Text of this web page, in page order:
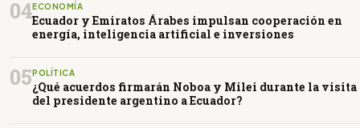
04ECONOMÍA
Ecuador y Emiratos Árabes impulsan cooperación en
energía, inteligencia artificial e inversiones
05 POLÍTICA
¿Qué acuerdos firmarán Noboa y Milei durante la visita
del presidente argentino a Ecuador?